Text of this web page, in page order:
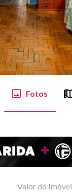
Fotos
Valor do Imóvel